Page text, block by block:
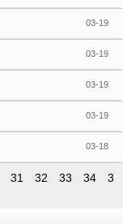
03-19
03-19
03-19
03-19
03-18
31 32 33 34
3